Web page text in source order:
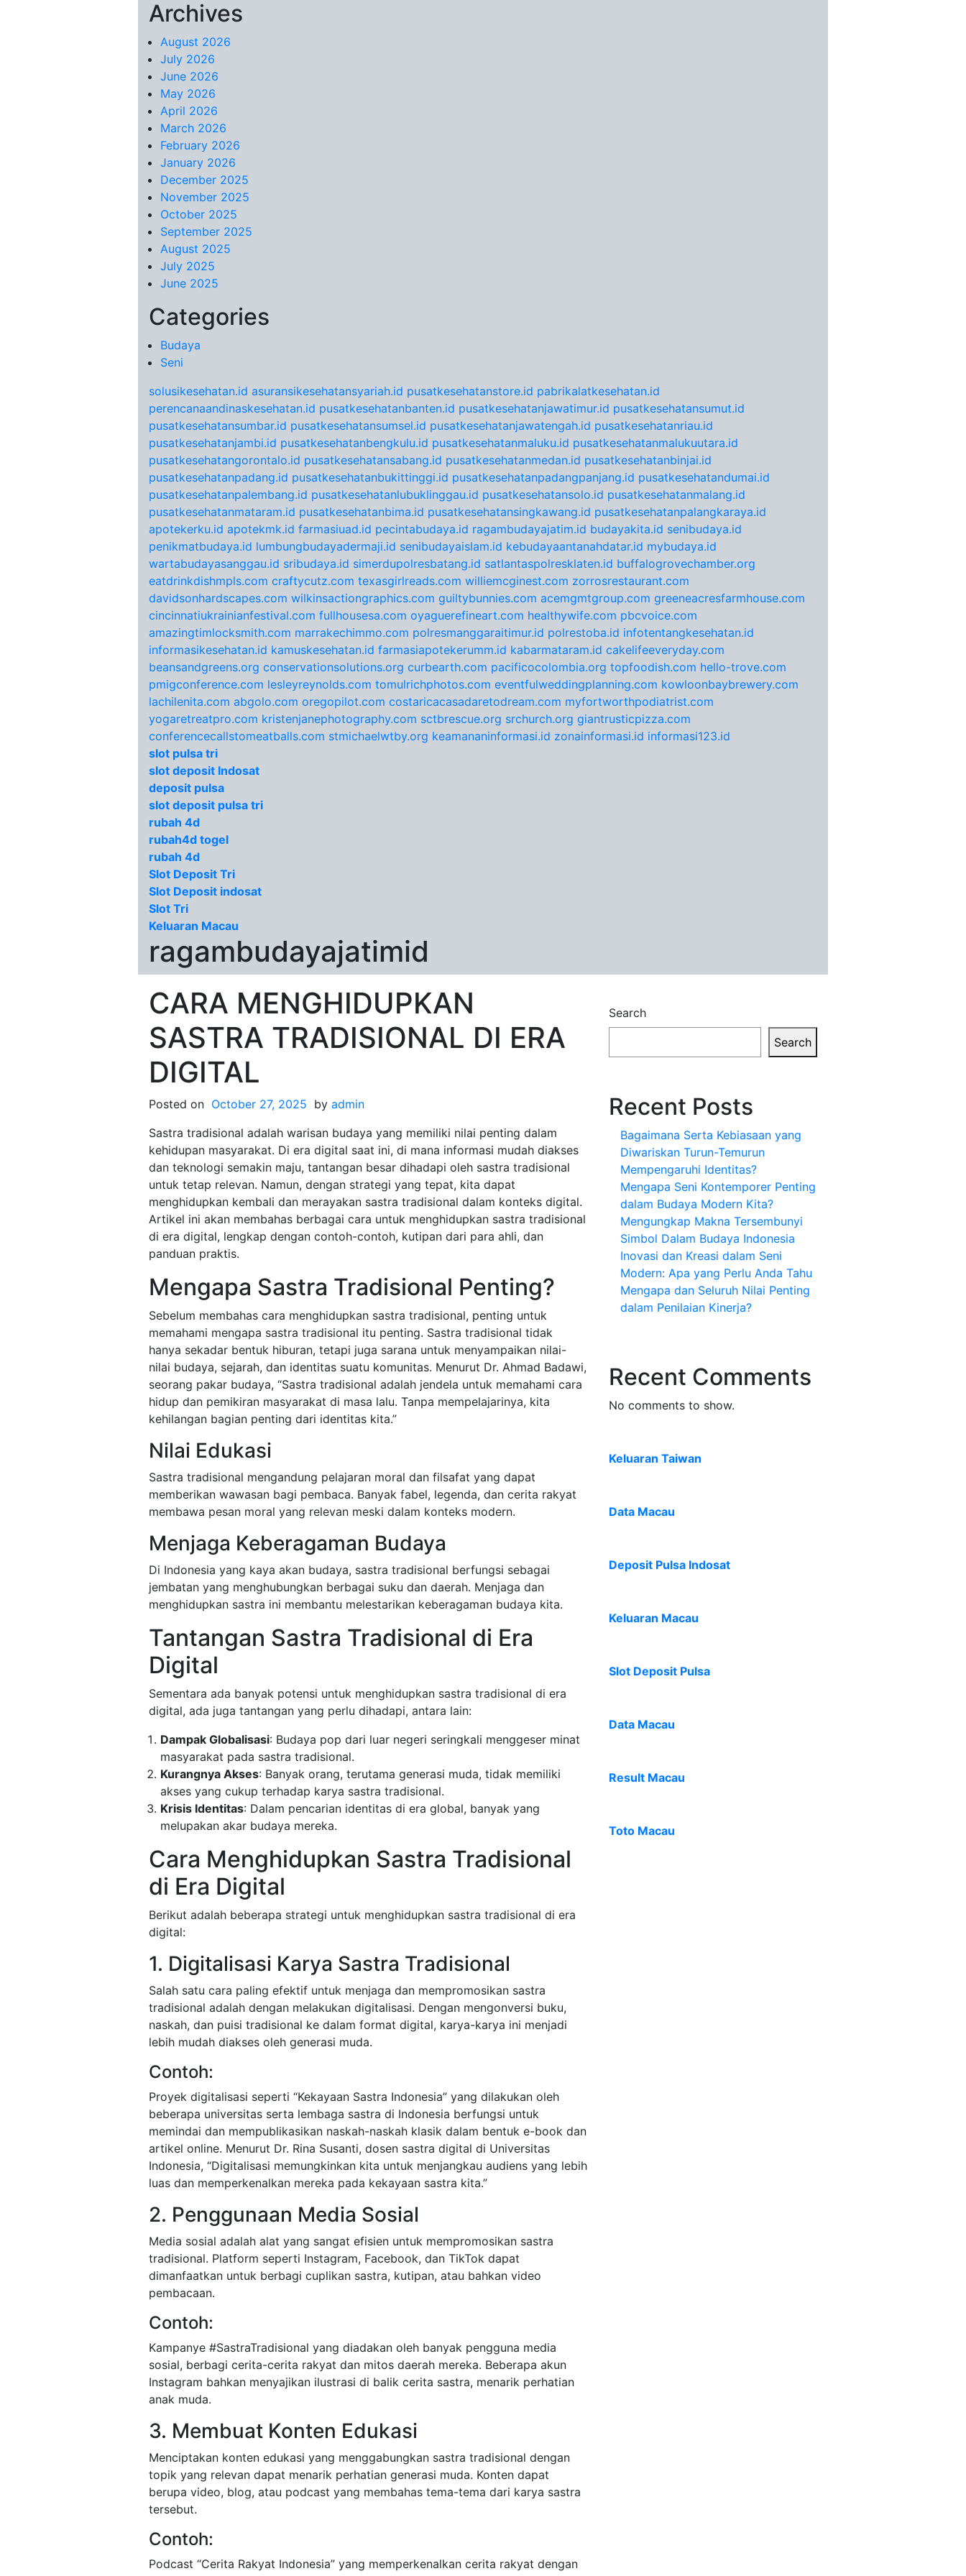
Skip to content
Archives
August 2026
July 2026
June 2026
May 2026
April 2026
March 2026
February 2026
January 2026
December 2025
November 2025
October 2025
September 2025
August 2025
July 2025
June 2025
Categories
Budaya
Seni
solusikesehatan.id asuransikesehatansyariah.id pusatkesehatanstore.id pabrikalatkesehatan.id
perencanaandinaskesehatan.id pusatkesehatanbanten.id pusatkesehatanjawatimur.id pusatkesehatansumut.id
pusatkesehatansumbar.id pusatkesehatansumsel.id pusatkesehatanjawatengah.id pusatkesehatanriau.id
pusatkesehatanjambi.id pusatkesehatanbengkulu.id pusatkesehatanmaluku.id pusatkesehatanmalukuutara.id
pusatkesehatangorontalo.id pusatkesehatansabang.id pusatkesehatanmedan.id pusatkesehatanbinjai.id
pusatkesehatanpadang.id pusatkesehatanbukittinggi.id pusatkesehatanpadangpanjang.id pusatkesehatandumai.id
pusatkesehatanpalembang.id pusatkesehatanlubuklinggau.id pusatkesehatansolo.id pusatkesehatanmalang.id
pusatkesehatanmataram.id pusatkesehatanbima.id pusatkesehatansingkawang.id pusatkesehatanpalangkaraya.id
apotekerku.id apotekmk.id farmasiuad.id pecintabudaya.id ragambudayajatim.id budayakita.id senibudaya.id
penikmatbudaya.id lumbungbudayadermaji.id senibudayaislam.id kebudayaantanahdatar.id mybudaya.id
wartabudayasanggau.id sribudaya.id simerdupolresbatang.id satlantaspolresklaten.id buffalogrovechamber.org
eatdrinkdishmpls.com craftycutz.com texasgirlreads.com williemcginest.com zorrosrestaurant.com
davidsonhardscapes.com wilkinsactiongraphics.com guiltybunnies.com acemgmtgroup.com greeneacresfarmhouse.com
cincinnatiukrainianfestival.com fullhousesa.com oyaguerefineart.com healthywife.com pbcvoice.com
amazingtimlocksmith.com marrakechimmo.com polresmanggaraitimur.id polrestoba.id infotentangkesehatan.id
informasikesehatan.id kamuskesehatan.id farmasiapotekerumm.id kabarmataram.id cakelifeeveryday.com
beansandgreens.org conservationsolutions.org curbearth.com pacificocolombia.org topfoodish.com hello-trove.com
pmigconference.com lesleyreynolds.com tomulrichphotos.com eventfulweddingplanning.com kowloonbaybrewery.com
lachilenita.com abgolo.com oregopilot.com costaricacasadaretodream.com myfortworthpodiatrist.com
yogaretreatpro.com kristenjanephotography.com sctbrescue.org srchurch.org giantrusticpizza.com
conferencecallstomeatballs.com stmichaelwtby.org keamananinformasi.id zonainformasi.id informasi123.id
slot pulsa tri
slot deposit Indosat
deposit pulsa
slot deposit pulsa tri
rubah 4d
rubah4d togel
rubah 4d
Slot Deposit Tri
Slot Deposit indosat
Slot Tri
Keluaran Macau
ragambudayajatimid
CARA MENGHIDUPKAN
SASTRA TRADISIONAL DI ERA
DIGITAL
Posted on October 27, 2025 by admin
Sastra tradisional adalah warisan budaya yang memiliki nilai penting dalam
kehidupan masyarakat. Di era digital saat ini, di mana informasi mudah diakses
dan teknologi semakin maju, tantangan besar dihadapi oleh sastra tradisional
untuk tetap relevan. Namun, dengan strategi yang tepat, kita dapat
menghidupkan kembali dan merayakan sastra tradisional dalam konteks digital.
Artikel ini akan membahas berbagai cara untuk menghidupkan sastra tradisional
di era digital, lengkap dengan contoh-contoh, kutipan dari para ahli, dan
panduan praktis.
Mengapa Sastra Tradisional Penting?
Sebelum membahas cara menghidupkan sastra tradisional, penting untuk
memahami mengapa sastra tradisional itu penting. Sastra tradisional tidak
hanya sekadar bentuk hiburan, tetapi juga sarana untuk menyampaikan nilai-
nilai budaya, sejarah, dan identitas suatu komunitas. Menurut Dr. Ahmad Badawi,
seorang pakar budaya, “Sastra tradisional adalah jendela untuk memahami cara
hidup dan pemikiran masyarakat di masa lalu. Tanpa mempelajarinya, kita
kehilangan bagian penting dari identitas kita.”
Nilai Edukasi
Sastra tradisional mengandung pelajaran moral dan filsafat yang dapat
memberikan wawasan bagi pembaca. Banyak fabel, legenda, dan cerita rakyat
membawa pesan moral yang relevan meski dalam konteks modern.
Menjaga Keberagaman Budaya
Di Indonesia yang kaya akan budaya, sastra tradisional berfungsi sebagai
jembatan yang menghubungkan berbagai suku dan daerah. Menjaga dan
menghidupkan sastra ini membantu melestarikan keberagaman budaya kita.
Tantangan Sastra Tradisional di Era
Digital
Sementara ada banyak potensi untuk menghidupkan sastra tradisional di era
digital, ada juga tantangan yang perlu dihadapi, antara lain:
Dampak Globalisasi: Budaya pop dari luar negeri seringkali menggeser minat
masyarakat pada sastra tradisional.
Kurangnya Akses: Banyak orang, terutama generasi muda, tidak memiliki
akses yang cukup terhadap karya sastra tradisional.
Krisis Identitas: Dalam pencarian identitas di era global, banyak yang
melupakan akar budaya mereka.
Cara Menghidupkan Sastra Tradisional
di Era Digital
Berikut adalah beberapa strategi untuk menghidupkan sastra tradisional di era
digital:
1. Digitalisasi Karya Sastra Tradisional
Salah satu cara paling efektif untuk menjaga dan mempromosikan sastra
tradisional adalah dengan melakukan digitalisasi. Dengan mengonversi buku,
naskah, dan puisi tradisional ke dalam format digital, karya-karya ini menjadi
lebih mudah diakses oleh generasi muda.
Contoh:
Proyek digitalisasi seperti “Kekayaan Sastra Indonesia” yang dilakukan oleh
beberapa universitas serta lembaga sastra di Indonesia berfungsi untuk
memindai dan mempublikasikan naskah-naskah klasik dalam bentuk e-book dan
artikel online. Menurut Dr. Rina Susanti, dosen sastra digital di Universitas
Indonesia, “Digitalisasi memungkinkan kita untuk menjangkau audiens yang lebih
luas dan memperkenalkan mereka pada kekayaan sastra kita.”
2. Penggunaan Media Sosial
Media sosial adalah alat yang sangat efisien untuk mempromosikan sastra
tradisional. Platform seperti Instagram, Facebook, dan TikTok dapat
dimanfaatkan untuk berbagi cuplikan sastra, kutipan, atau bahkan video
pembacaan.
Contoh:
Kampanye #SastraTradisional yang diadakan oleh banyak pengguna media
sosial, berbagi cerita-cerita rakyat dan mitos daerah mereka. Beberapa akun
Instagram bahkan menyajikan ilustrasi di balik cerita sastra, menarik perhatian
anak muda.
3. Membuat Konten Edukasi
Menciptakan konten edukasi yang menggabungkan sastra tradisional dengan
topik yang relevan dapat menarik perhatian generasi muda. Konten dapat
berupa video, blog, atau podcast yang membahas tema-tema dari karya sastra
tersebut.
Contoh:
Podcast “Cerita Rakyat Indonesia” yang memperkenalkan cerita rakyat dengan
Search
Search
Recent Posts
Bagaimana Serta Kebiasaan yang
Diwariskan Turun-Temurun
Mempengaruhi Identitas?
Mengapa Seni Kontemporer Penting
dalam Budaya Modern Kita?
Mengungkap Makna Tersembunyi
Simbol Dalam Budaya Indonesia
Inovasi dan Kreasi dalam Seni
Modern: Apa yang Perlu Anda Tahu
Mengapa dan Seluruh Nilai Penting
dalam Penilaian Kinerja?
Recent Comments
No comments to show.
Keluaran Taiwan
Data Macau
Deposit Pulsa Indosat
Keluaran Macau
Slot Deposit Pulsa
Data Macau
Result Macau
Toto Macau